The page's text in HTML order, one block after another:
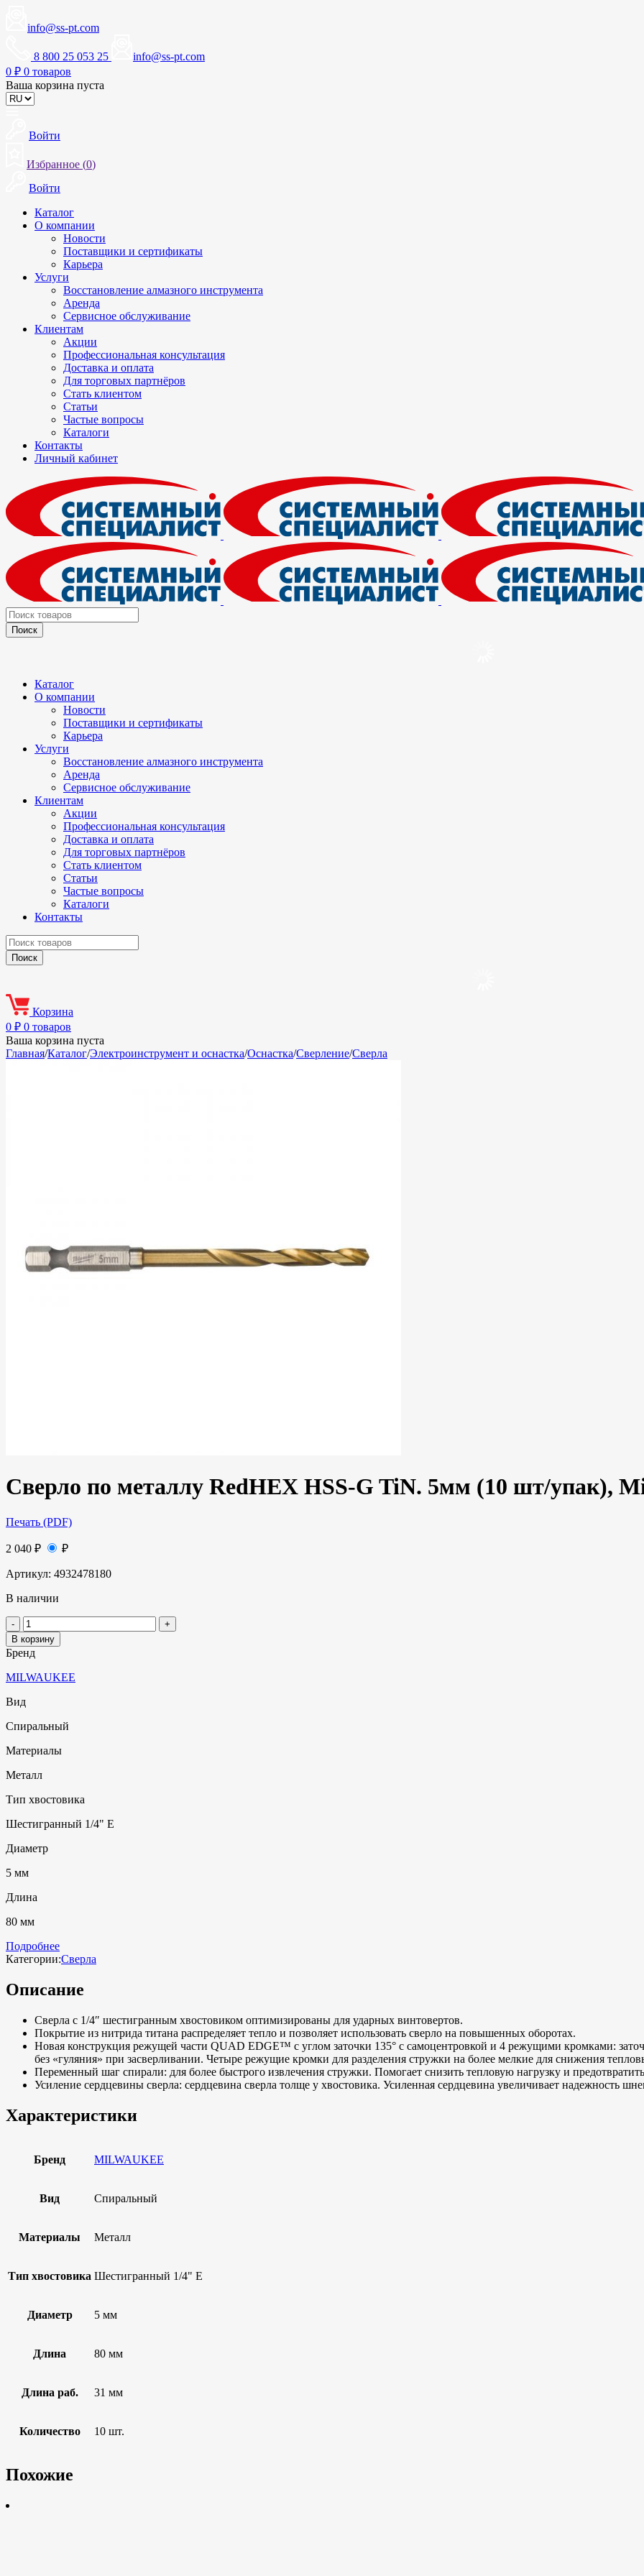
info@ss-pt.com
8 800 25 053 25
info@ss-pt.com
0 ₽ 0 товаров
Ваша корзина пуста
Войти
Избранное (0)
Войти
Каталог
О компании
Новости
Поставщики и сертификаты
Карьера
Услуги
Восстановление алмазного инструмента
Аренда
Сервисное обслуживание
Клиентам
Акции
Профессиональная консультация
Доставка и оплата
Для торговых партнёров
Стать клиентом
Статьи
Частые вопросы
Каталоги
Контакты
Личный кабинет
Каталог
О компании
Новости
Поставщики и сертификаты
Карьера
Услуги
Восстановление алмазного инструмента
Аренда
Сервисное обслуживание
Клиентам
Акции
Профессиональная консультация
Доставка и оплата
Для торговых партнёров
Стать клиентом
Статьи
Частые вопросы
Каталоги
Контакты
Корзина
0 ₽ 0 товаров
Ваша корзина пуста
Главная/Каталог/Электроинструмент и оснастка/Оснастка/Сверление/Сверла
Сверло по металлу RedHEX HSS-G TiN. 5мм (10 шт/упак),
Печать (PDF)
2 040 ₽ ₽
Артикул: 4932478180
В наличии
В корзину
Бренд
MILWAUKEE
Вид
Спиральный
Материалы
Металл
Тип хвостовика
Шестигранный 1/4" E
Диаметр
5 мм
Длина
80 мм
Подробнее
Категории:Сверла
Описание
Cверла с 1/4″ шестигранным хвостовиком оптимизированы для ударных винтовертов.
Покрытие из нитрида титана распределяет тепло и позволяет использовать сверло на повышенных оборотах.
Новая конструкция режущей части QUAD EDGE™ с углом заточки 135° с самоцентровкой и 4 режущими кромками:
без «гуляния» при засверливании. Четыре режущие кромки для разделения стружки на более мелкие для снижения
Переменный шаг спирали: для более быстрого извлечения стружки. Помогает снизить тепловую нагрузку и предотвратить
Усиление сердцевины сверла: сердцевина сверла толще у хвостовика. Усиленная сердцевина увеличивает надежность
Характеристики
Бренд MILWAUKEE
Вид Спиральный
Материалы Металл
Тип хвостовика Шестигранный 1/4" E
Диаметр 5 мм
Длина 80 мм
Длина раб. 31 мм
Количество 10 шт.
Похожие